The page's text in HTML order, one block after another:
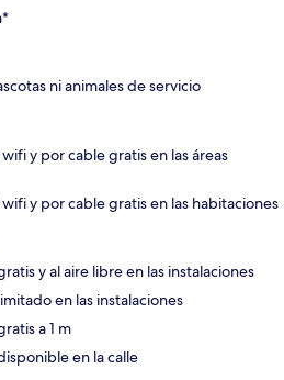
ni animales de servicio
y por cable gratis en las áreas
y por cable gratis en las habitaciones
y al aire libre en las instalaciones
en las instalaciones
a 1 m
en la calle